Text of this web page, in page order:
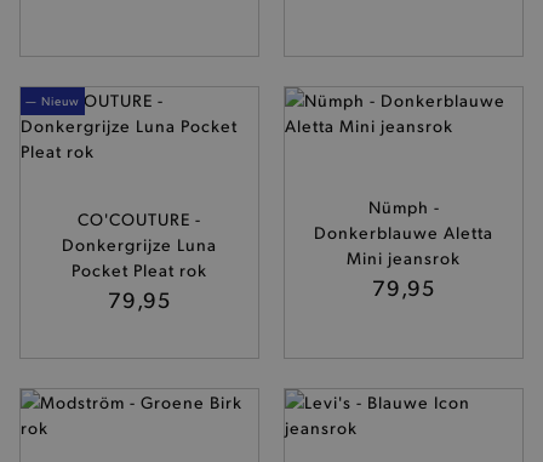
— Nieuw
CO'COUTURE -
Donkergrijze Luna
Pocket Pleat rok
79,95
Nümph -
Donkerblauwe Aletta
Mini jeansrok
79,95